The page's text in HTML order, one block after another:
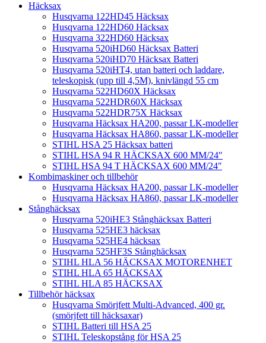
Häcksax
Husqvarna 122HD45 Häcksax
Husqvarna 122HD60 Häcksax
Husqvarna 322HD60 Häcksax
Husqvarna 520iHD60 Häcksax Batteri
Husqvarna 520iHD70 Häcksax Batteri
Husqvarna 520iHT4, utan batteri och laddare,
teleskopisk (upp till 4,5M), knivlängd 55 cm
Husqvarna 522HD60X Häcksax
Husqvarna 522HDR60X Häcksax
Husqvarna 522HDR75X Häcksax
Husqvarna Häcksax HA200, passar LK-modeller
Husqvarna Häcksax HA860, passar LK-modeller
STIHL HSA 25 Häcksax batteri
STIHL HSA 94 R HÄCKSAX 600 MM/24″
STIHL HSA 94 T HÄCKSAX 600 MM/24″
Kombimaskiner och tillbehör
Husqvarna Häcksax HA200, passar LK-modeller
Husqvarna Häcksax HA860, passar LK-modeller
Stånghäcksax
Husqvarna 520iHE3 Stånghäcksax Batteri
Husqvarna 525HE3 häcksax
Husqvarna 525HE4 häcksax
Husqvarna 525HF3S Stånghäcksax
STIHL HLA 56 HÄCKSAX MOTORENHET
STIHL HLA 65 HÄCKSAX
STIHL HLA 85 HÄCKSAX
Tillbehör häcksax
Husqvarna Smörjfett Multi-Advanced, 400 gr.
(smörjfett till häcksaxar)
STIHL Batteri till HSA 25
STIHL Teleskopstång för HSA 25